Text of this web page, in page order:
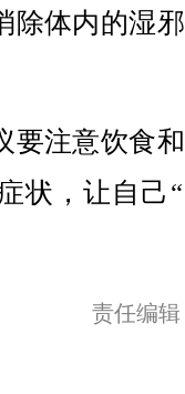
除体内的湿
注意饮食
状，让自己
责任编